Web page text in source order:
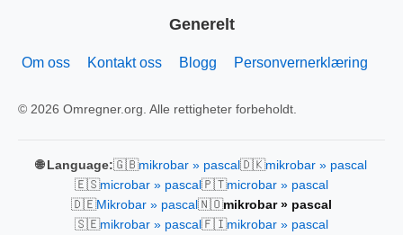
Generelt
Om oss Kontakt oss Blogg Personvernerklæring
© 2026 Omregner.org. Alle rettigheter forbeholdt.
🌐 Language:🇬🇧mikrobar » pascal 🇩🇰mikrobar » pascal
🇪🇸microbar » pascal 🇵🇹microbar » pascal
🇩🇪Mikrobar » pascal 🇳🇴mikrobar » pascal
🇸🇪mikrobar » pascal 🇫🇮mikrobar » pascal